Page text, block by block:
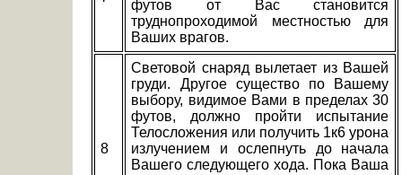
футов от Вас становится
труднопроходимой местностью для
Ваших врагов.
8
Световой снаряд вылетает из Вашей
груди. Другое существо по Вашему
выбору, видимое Вами в пределах 30
футов, должно пройти испытание
Телосложения или получить 1к6 урона
излучением и ослепнуть до начала
Вашего следующего хода. Пока Ваша